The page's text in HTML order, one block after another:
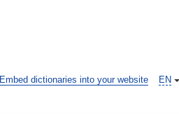
EN
Embed dictionaries into your website